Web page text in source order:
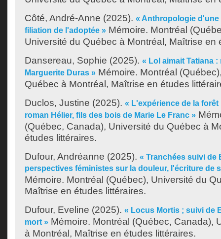
Côté, André-Anne (2025). « Anthropologie d'une
filiation de l'adoptée » Mémoire. Montréal
Université du Québec à Montréal, Maîtrise en
Dansereau, Sophie (2025). « Lol aimait Tatiana
Marguerite Duras » Mémoire. Montréal
Québec à Montréal, Maîtrise en études
Duclos, Justine (2025). « L'expérience de la
roman Hélier, fils des bois de Marie Le Franc »
(Québec, Canada), Université du Québec à
études littéraires.
Dufour, Andréanne (2025). « Tranchées suivi de
perspectives féministes sur la douleur, l'écriture de
Mémoire. Montréal (Québec), Université du
Maîtrise en études littéraires.
Dufour, Eveline (2025). « Locus Mortis ; suivi de
mort » Mémoire. Montréal (Québec, Canada),
à Montréal, Maîtrise en études littéraires.